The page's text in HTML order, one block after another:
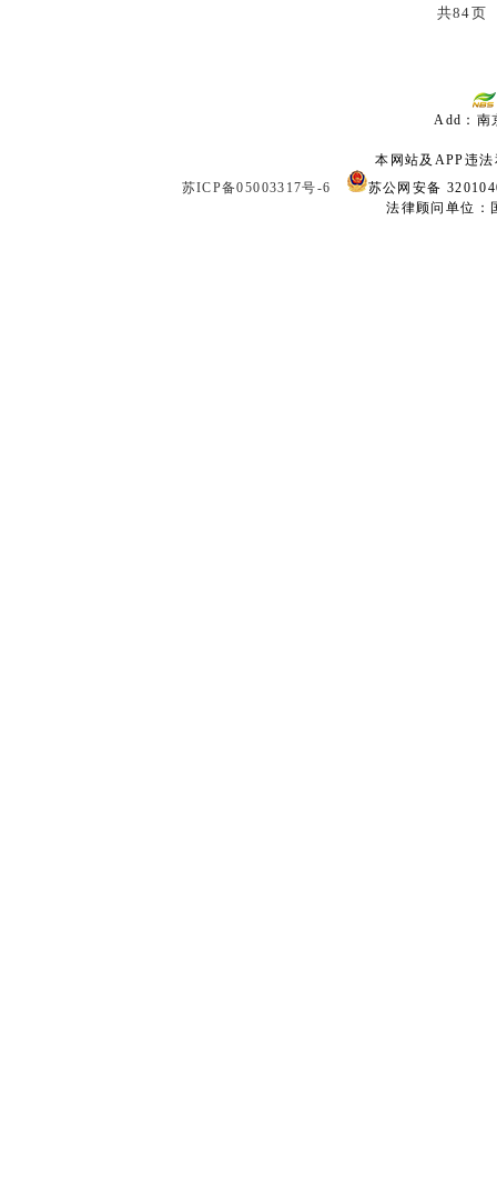
共84页
Add：
本网站及APP违
苏ICP备05003317号-6
苏公网安备
法律顾问单位：